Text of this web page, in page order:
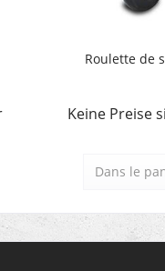
Roulette de
Keine Preise
Dans le